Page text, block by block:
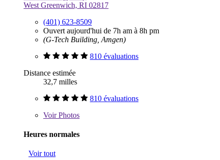
West Greenwich, RI 02817
(401) 623-8509
Ouvert aujourd'hui de 7h am à 8h pm
(G-Tech Building, Amgen)
810 évaluations
Distance estimée
32,7 milles
810 évaluations
VoirPhotos
Heures normales
Voir tout